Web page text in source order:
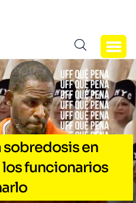
sobredosis en
los funcionarios